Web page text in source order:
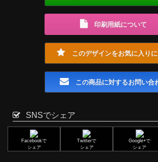
印刷用紙について
このデザインをお気に入りに
この商品に対するお問い合
SNSでシェア
Facebookで
シェア
Twitterで
シェア
Google+で
シェア